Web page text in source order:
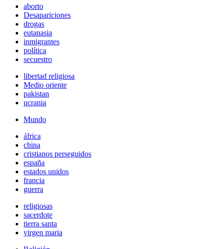
aborto
Desapariciones
drogas
eutanasia
inmigrantes
política
secuestro
libertad religiosa
Medio oriente
pakistan
ucrania
Mundo
áfrica
china
cristianos perseguidos
españa
estados unidos
francia
guerra
religiosas
sacerdote
tierra santa
virgen maria